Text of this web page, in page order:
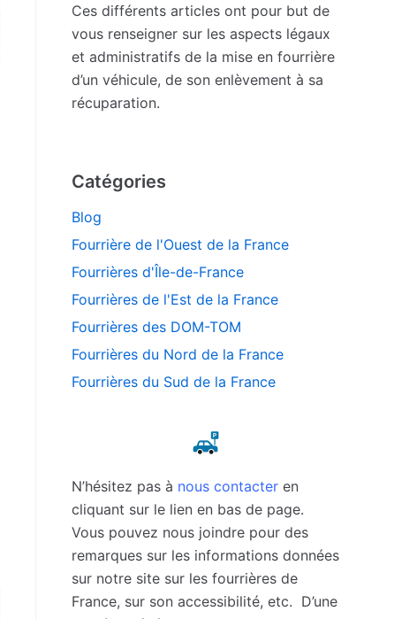
Ces différents articles ont pour but de
vous renseigner sur les aspects légaux
et administratifs de la mise en fourrière
d’un véhicule, de son enlèvement à sa
récuparation.
Catégories
Blog
Fourrière de l'Ouest de la France
Fourrières d'Île-de-France
Fourrières de l'Est de la France
Fourrières des DOM-TOM
Fourrières du Nord de la France
Fourrières du Sud de la France
N’hésitez pas à nous contacter en
cliquant sur le lien en bas de page.
Vous pouvez nous joindre pour des
remarques sur les informations données
sur notre site sur les fourrières de
France, sur son accessibilité, etc. D’une